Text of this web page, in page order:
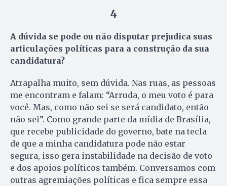
4
A dúvida se pode ou não disputar prejudica suas
articulações políticas para a construção da sua
candidatura?
Atrapalha muito, sem dúvida. Nas ruas, as pessoas
me encontram e falam: “Arruda, o meu voto é para
você. Mas, como não sei se será candidato, então
não sei”. Como grande parte da mídia de Brasília,
que recebe publicidade do governo, bate na tecla
de que a minha candidatura pode não estar
segura, isso gera instabilidade na decisão de voto
e dos apoios políticos também. Conversamos com
outras agremiações políticas e fica sempre essa